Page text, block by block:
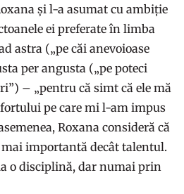
și l-a asumat cu ambiție
ei preferate în limba
astra („pe căi anevoioase
per angusta („pe poteci
– „pentru că simt că ele mă
pe care mi l-am impus
Roxana consideră că
importantă decât talentul.
o disciplină, dar numai prin